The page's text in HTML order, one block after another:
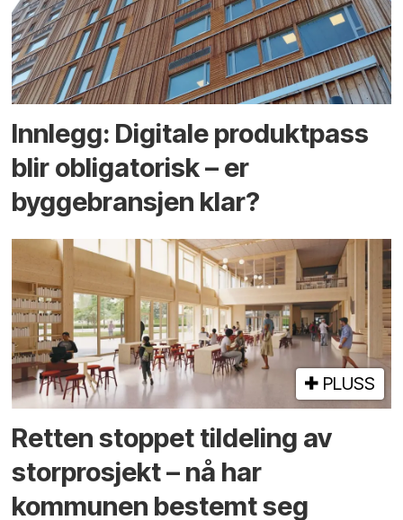
Innlegg: Digitale produktpass
blir obligatorisk – er
byggebransjen klar?
PLUSS
Retten stoppet tildeling av
storprosjekt – nå har
kommunen bestemt seg